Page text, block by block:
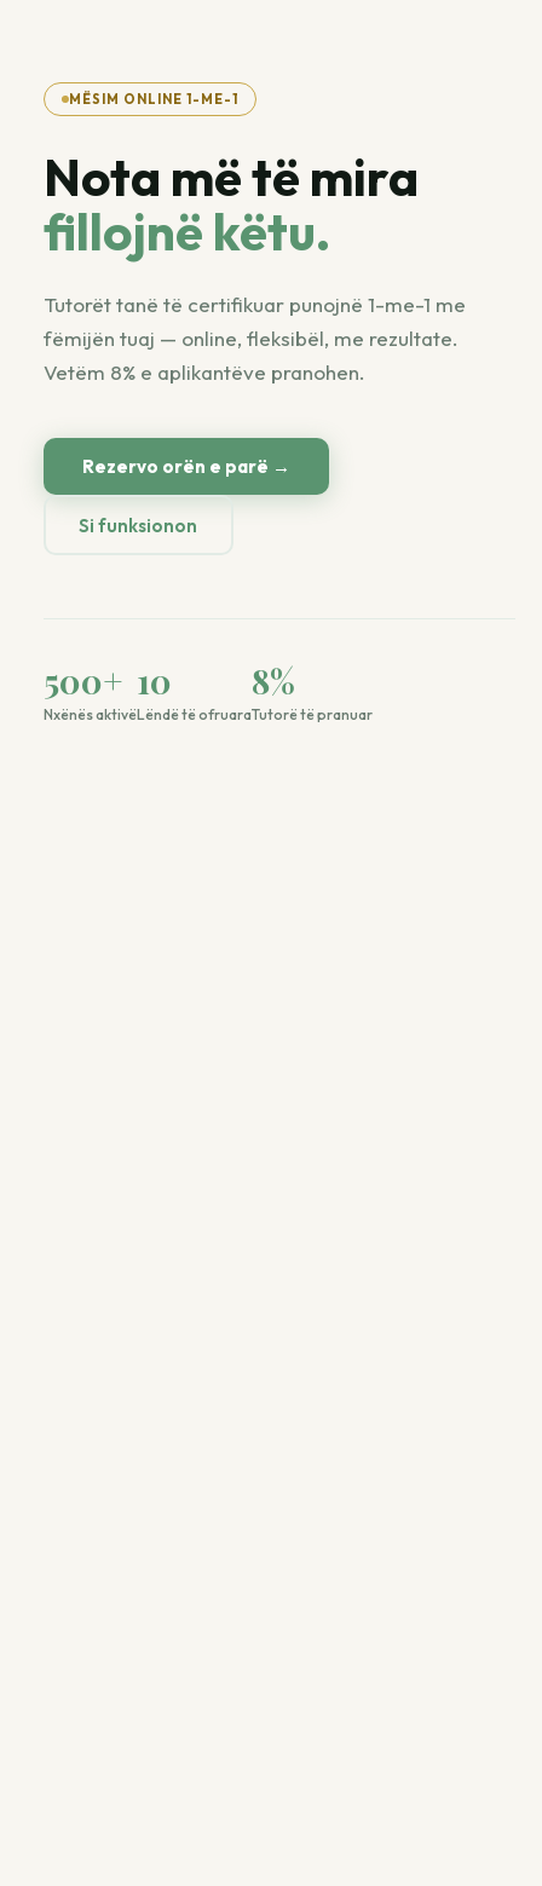
MËSIM ONLINE 1-ME-1
Nota më të mira
fillojnë këtu.
Tutorët tanë të certifikuar punojnë 1-me-1 me
fëmijën tuaj — online, fleksibël, me rezultate.
Vetëm 8% e aplikantëve pranohen.
Rezervo orën e parë →
Si funksionon
500+
Nxënës aktivë
10
Lëndë të ofruara
8%
Tutorë të pranuar